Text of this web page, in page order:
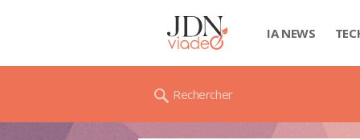
IA NEWS
Rechercher